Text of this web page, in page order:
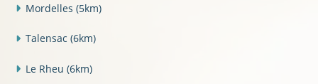
Mordelles (5km)
Talensac (6km)
Le Rheu (6km)